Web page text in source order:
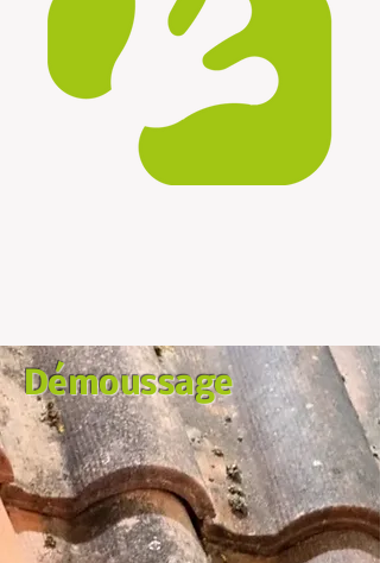
Démoussage